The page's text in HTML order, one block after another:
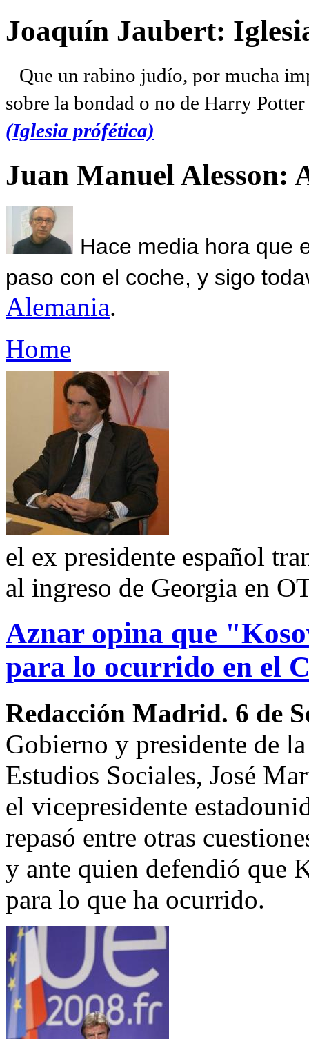
Joaquín Jaubert:
Que un rabino judío, por mucha
sobre la bondad o no de Harry
(Iglesia prófética)
Juan Manuel Alesson:
Hace media hora que
paso con el coche, y sigo
Alemania.
Home
el ex presidente español
al ingreso de Georgia en
Aznar opina que
para lo ocurrido en el
Redacción Madrid. 6 de
Gobierno y presidente de
Estudios Sociales, José
el vicepresidente
repasó entre otras
y ante quien defendió que
para lo que ha ocurrido.